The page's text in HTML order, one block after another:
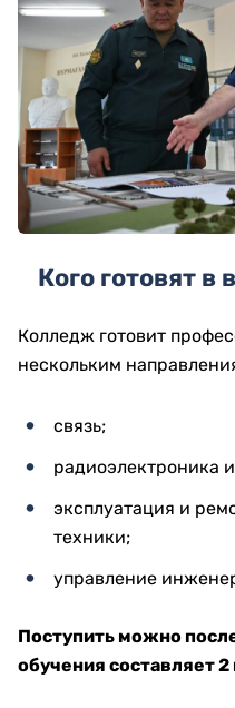
Кого готовят
Колледж готовит
нескольким
связь;
радиоэлектроника
эксплуатация и
техники;
управление
Поступить можно
обучения составляет